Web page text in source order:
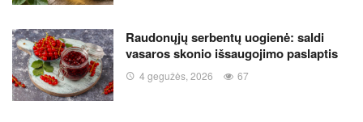
Raudonųjų serbentų uogienė: saldi
vasaros skonio išsaugojimo paslaptis
4 gegužės, 2026 67